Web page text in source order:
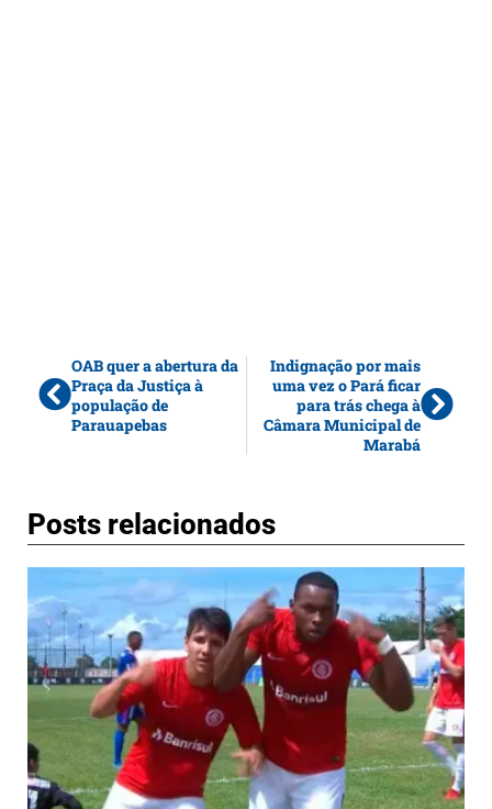
OAB quer a abertura da
Praça da Justiça à
população de
Parauapebas
Indignação por mais
uma vez o Pará ficar
para trás chega à
Câmara Municipal de
Marabá
Posts relacionados